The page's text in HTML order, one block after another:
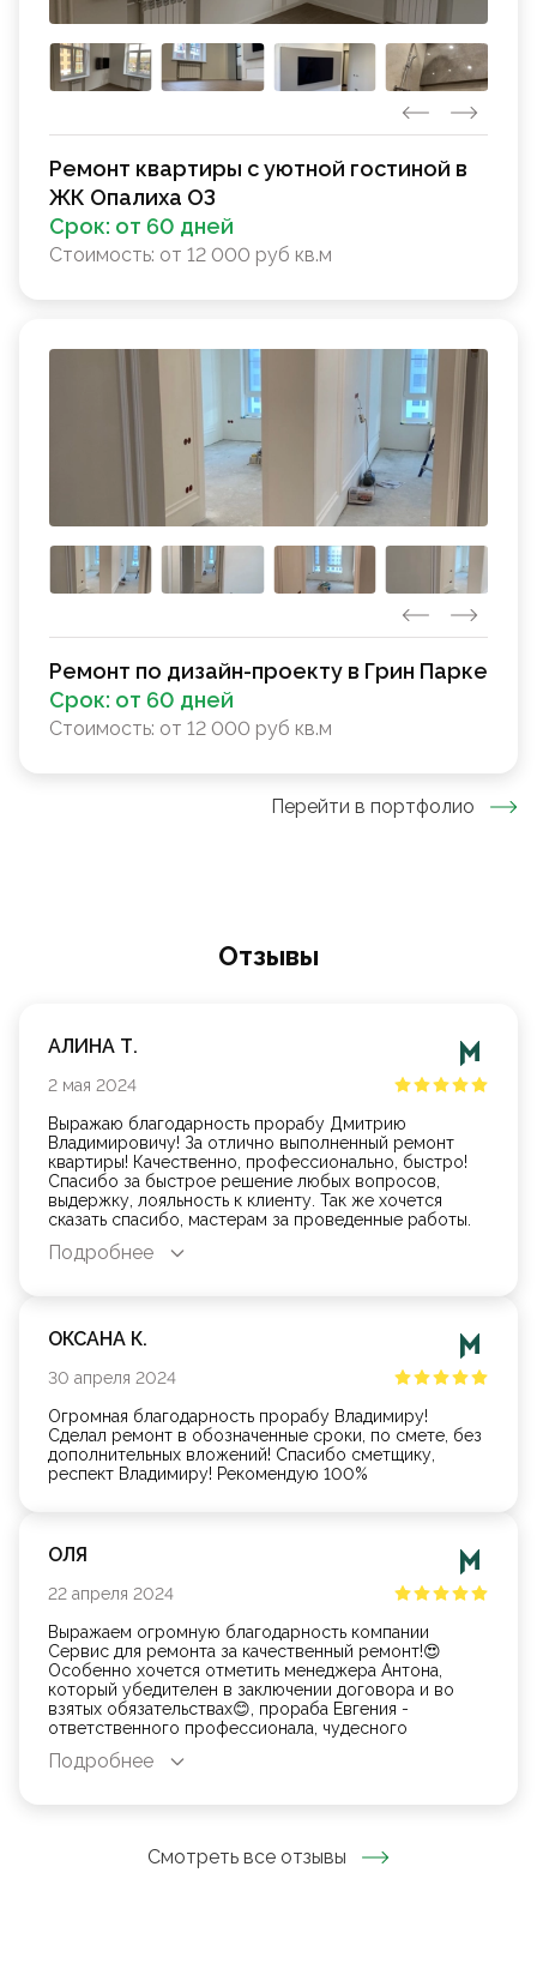
Ремонт квартиры с уютной гостиной в
ЖК Опалиха ОЗ
Срок: от 60 дней
Стоимость: от 12 000 руб кв.м
Ремонт по дизайн-проекту в Грин Парке
Срок: от 60 дней
Стоимость: от 12 000 руб кв.м
Перейти в портфолио
Oтзывы
АЛИНА Т.
2 мая 2024
Выражаю благодарность прорабу Дмитрию
Владимировичу! За отлично выполненный ремонт
квартиры! Качественно, профессионально, быстро!
Спасибо за быстрое решение любых вопросов,
выдержку, лояльность к клиенту. Так же хочется
сказать спасибо, мастерам за проведенные работы.
Подробнее
ОКСАНА К.
30 апреля 2024
Огромная благодарность прорабу Владимиру!
Сделал ремонт в обозначенные сроки, по смете, без
дополнительных вложений! Спасибо сметщику,
респект Владимиру! Рекомендую 100%
ОЛЯ
22 апреля 2024
Выражаем огромную благодарность компании
Сервис для ремонта за качественный ремонт!😍
Особенно хочется отметить менеджера Антона,
который убедителен в заключении договора и во
взятых обязательствах😊, прораба Евгения -
ответственного профессионала, чудесного
с блестящим результатом и Зохида, чьи золотые
Подробнее
Смотреть все отзывы